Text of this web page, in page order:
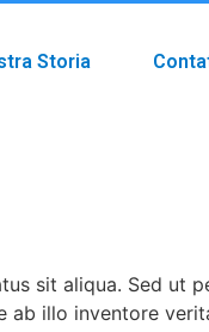
Storia
sit aliqua. Sed ut
ab illo inventore